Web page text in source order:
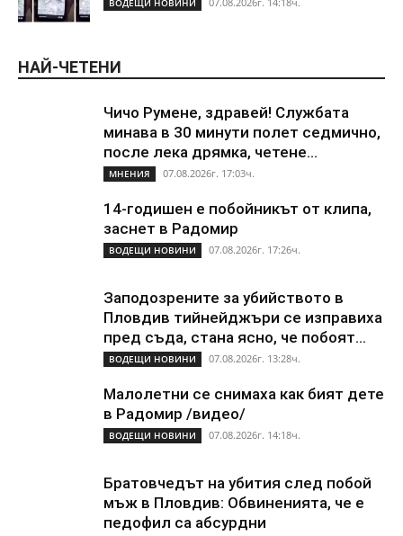
ВОДЕЩИ НОВИНИ
НАЙ-ЧЕТЕНИ
Чичо Румене, здравей! Службата
минава в 30 минути полет седмично,
после лека дрямка, четене...
МНЕНИЯ 07.08.2026г. 17:03ч.
14-годишен е побойникът от клипа,
заснет в Радомир
ВОДЕЩИ НОВИНИ 07.08.2026г. 17:26ч.
Заподозрените за убийството в
Пловдив тийнейджъри се изправиха
пред съда, стана ясно, че побоят...
ВОДЕЩИ НОВИНИ 07.08.2026г. 13:28ч.
Малолетни се снимаха как бият дете
в Радомир /видео/
ВОДЕЩИ НОВИНИ 07.08.2026г. 14:18ч.
Братовчедът на убития след побой
мъж в Пловдив: Обвиненията, че е
педофил са абсурдни